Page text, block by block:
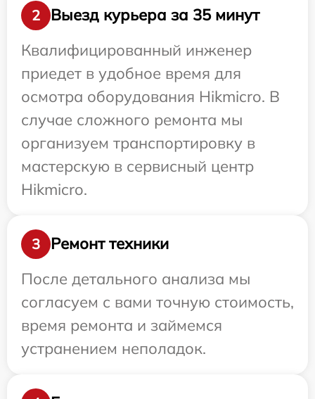
2
Выезд курьера за 35 минут
Квалифицированный инженер
приедет в удобное время для
осмотра оборудования Hikmicro. В
случае сложного ремонта мы
организуем транспортировку в
мастерскую в сервисный центр
Hikmicro.
3
Ремонт техники
После детального анализа мы
согласуем с вами точную стоимость,
время ремонта и займемся
устранением неполадок.